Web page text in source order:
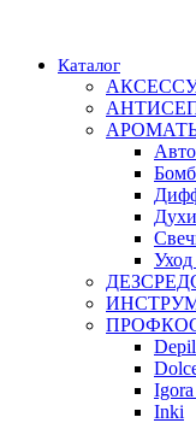
Каталог
Духи
Уход
Inki